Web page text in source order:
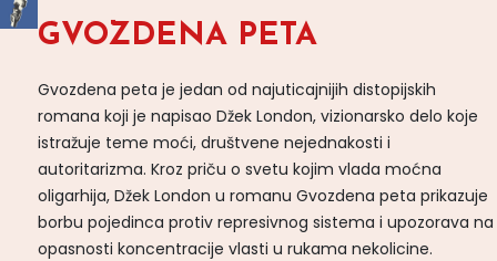
GVOZDENA PETA
Gvozdena peta je jedan od najuticajnijih distopijskih
romana koji je napisao Džek London, vizionarsko delo koje
istražuje teme moći, društvene nejednakosti i
autoritarizma. Kroz priču o svetu kojim vlada moćna
oligarhija, Džek London u romanu Gvozdena peta prikazuje
borbu pojedinca protiv represivnog sistema i upozorava na
opasnosti koncentracije vlasti u rukama nekolicine.